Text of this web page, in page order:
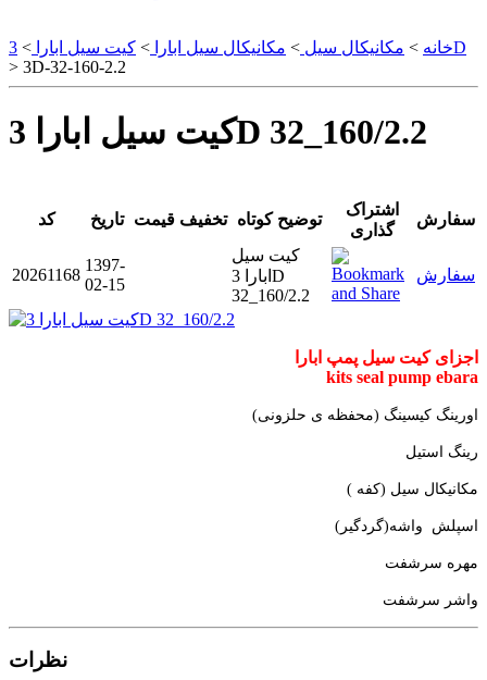
خانه > مکانیکال سیل > مکانیکال سیل ابارا > کیت سیل ابارا >
3D
> 3D-32-160-2.2
کیت سیل ابارا 3D 32_160/2.2
کد تاریخ قیمت تخفیف توضیح کوتاه
اشتراک
گذاری
سفارش
20261168
1397-
02-15
کیت سیل
ابارا 3D
32_160/2.2
سفارش
اجزای کیت سیل پمپ ابارا
kits seal pump ebara
اورینگ کیسینگ (محفظه ی حلزونی)
رینگ استیل
مکانیکال سیل (کفه )
اسپلش واشه(گردگیر)
مهره سرشفت
واشر سرشفت
نظرات